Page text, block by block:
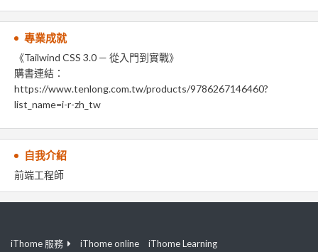
專業成就
《Tailwind CSS 3.0 — 從入門到實戰》
購書連結：
https://www.tenlong.com.tw/products/9786267146460?
list_name=i-r-zh_tw
自我介紹
前端工程師
iThome 服務 iThome online iThome Learning